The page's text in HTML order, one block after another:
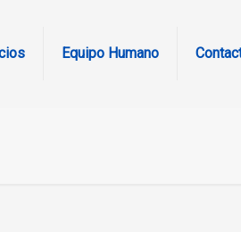
Equipo Humano